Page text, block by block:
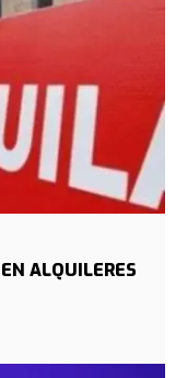
ALQUILERES